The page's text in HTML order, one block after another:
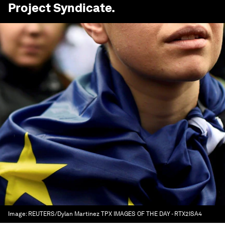
Project Syndicate.
Image: REUTERS/Dylan Martinez TPX IMAGES OF THE DAY - RTX2ISA4